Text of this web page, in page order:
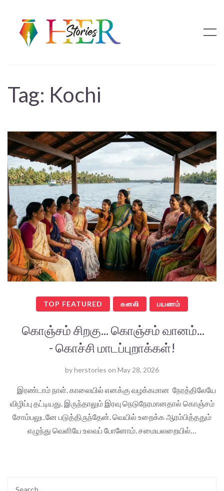
Tag: Kochi
TOP FEATURED கனலி பயணம்
கொஞ்சம் சிறகு... கொஞ்சம் வானம்...
- கொச்சி மாடப்புறாக்கள்!
byherstories on May 28, 2026
இரண்டாம் நாள். காலையில் எனக்கு வழக்கமான நேரத்திலேயே
விழிப்பு தட்டியது. இருந்தாலும் இரவு நெடுநேரமானதால் கொஞ்சம்
சோம்பலுடனே படுத்திருந்தேன். வெயில் உறைக்க ஆரம்பித்ததும்
எழுந்து வெளியே உலவப் போனோம். சமையலறையில்…